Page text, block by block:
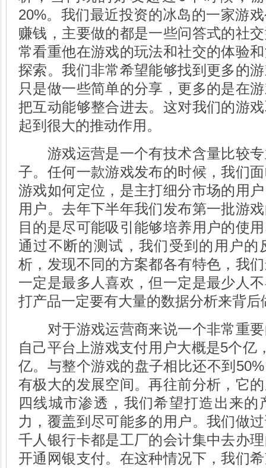
20%。我们最近投资的冰岛的一家游
赚钱，主要做的都是一些问答式的社
常看重他在游戏的玩法和社交的体验
探索。我们非常希望能够找到更多的
只是做一些简单的分享，更多的是在
把互动能够整合进去。这对我们的游
起到很大的推动作用。
游戏运营是一个有技术含量比较专
子。任何一款游戏发布的时候，我们
游戏如何定位，是主打细分市场的用
用户。去年下半年我们发布第一批游
目的是尽可能吸引能够培养用户的使
通过不断的测试，我们受到的用户的
析，发现不同的方案都各有特色，我
一定是最多人喜欢，但一定是最少人
打产品一定要有大量的数据分析来背后
对于游戏运营商来说一个非常重要
自己平台上游戏支付用户大概是5个亿
亿。与整个游戏的盘子相比还不到
有极大的发展空间。再往前分析，它
四线城市渗透，我们希望打造出来
力，覆盖到尽可能多的用户。我们做
千人银行卡都是工厂的会计集中去办
开通网银支付。在这种情况下，我们